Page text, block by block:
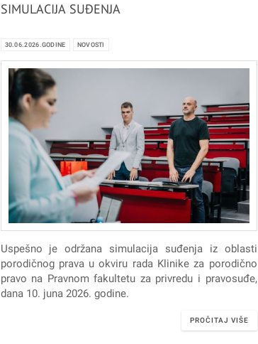
SIMULACIJA SUĐENJA
30.06.2026.GODINE NOVOSTI
Uspešno je održana simulacija suđenja iz oblasti
porodičnog prava u okviru rada Klinike za porodično
pravo na Pravnom fakultetu za privredu i pravosuđe,
dana 10. juna 2026. godine.
PROČITAJ VIŠE